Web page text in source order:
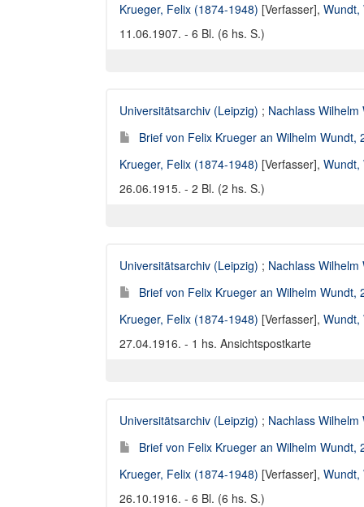
Krueger, Felix (1874-1948) [Verfasser], Wundt,
11.06.1907. - 6 Bl. (6 hs. S.)
Universitätsarchiv (Leipzig) ; Nachlass Wilhelm
Brief von Felix Krueger an Wilhelm Wundt,
Krueger, Felix (1874-1948) [Verfasser], Wundt,
26.06.1915. - 2 Bl. (2 hs. S.)
Universitätsarchiv (Leipzig) ; Nachlass Wilhelm
Brief von Felix Krueger an Wilhelm Wundt,
Krueger, Felix (1874-1948) [Verfasser], Wundt,
27.04.1916. - 1 hs. Ansichtspostkarte
Universitätsarchiv (Leipzig) ; Nachlass Wilhelm
Brief von Felix Krueger an Wilhelm Wundt,
Krueger, Felix (1874-1948) [Verfasser], Wundt,
26.10.1916. - 6 Bl. (6 hs. S.)